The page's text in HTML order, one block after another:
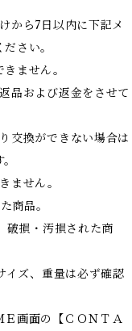
から7日以内に下記メ
さい。
ません。
品および返金をさせて
交換ができない場合は
ません。
商品。
損・汚損された商
ズ、重量は必ず確認
画面の【ＣＯＮＴＡ